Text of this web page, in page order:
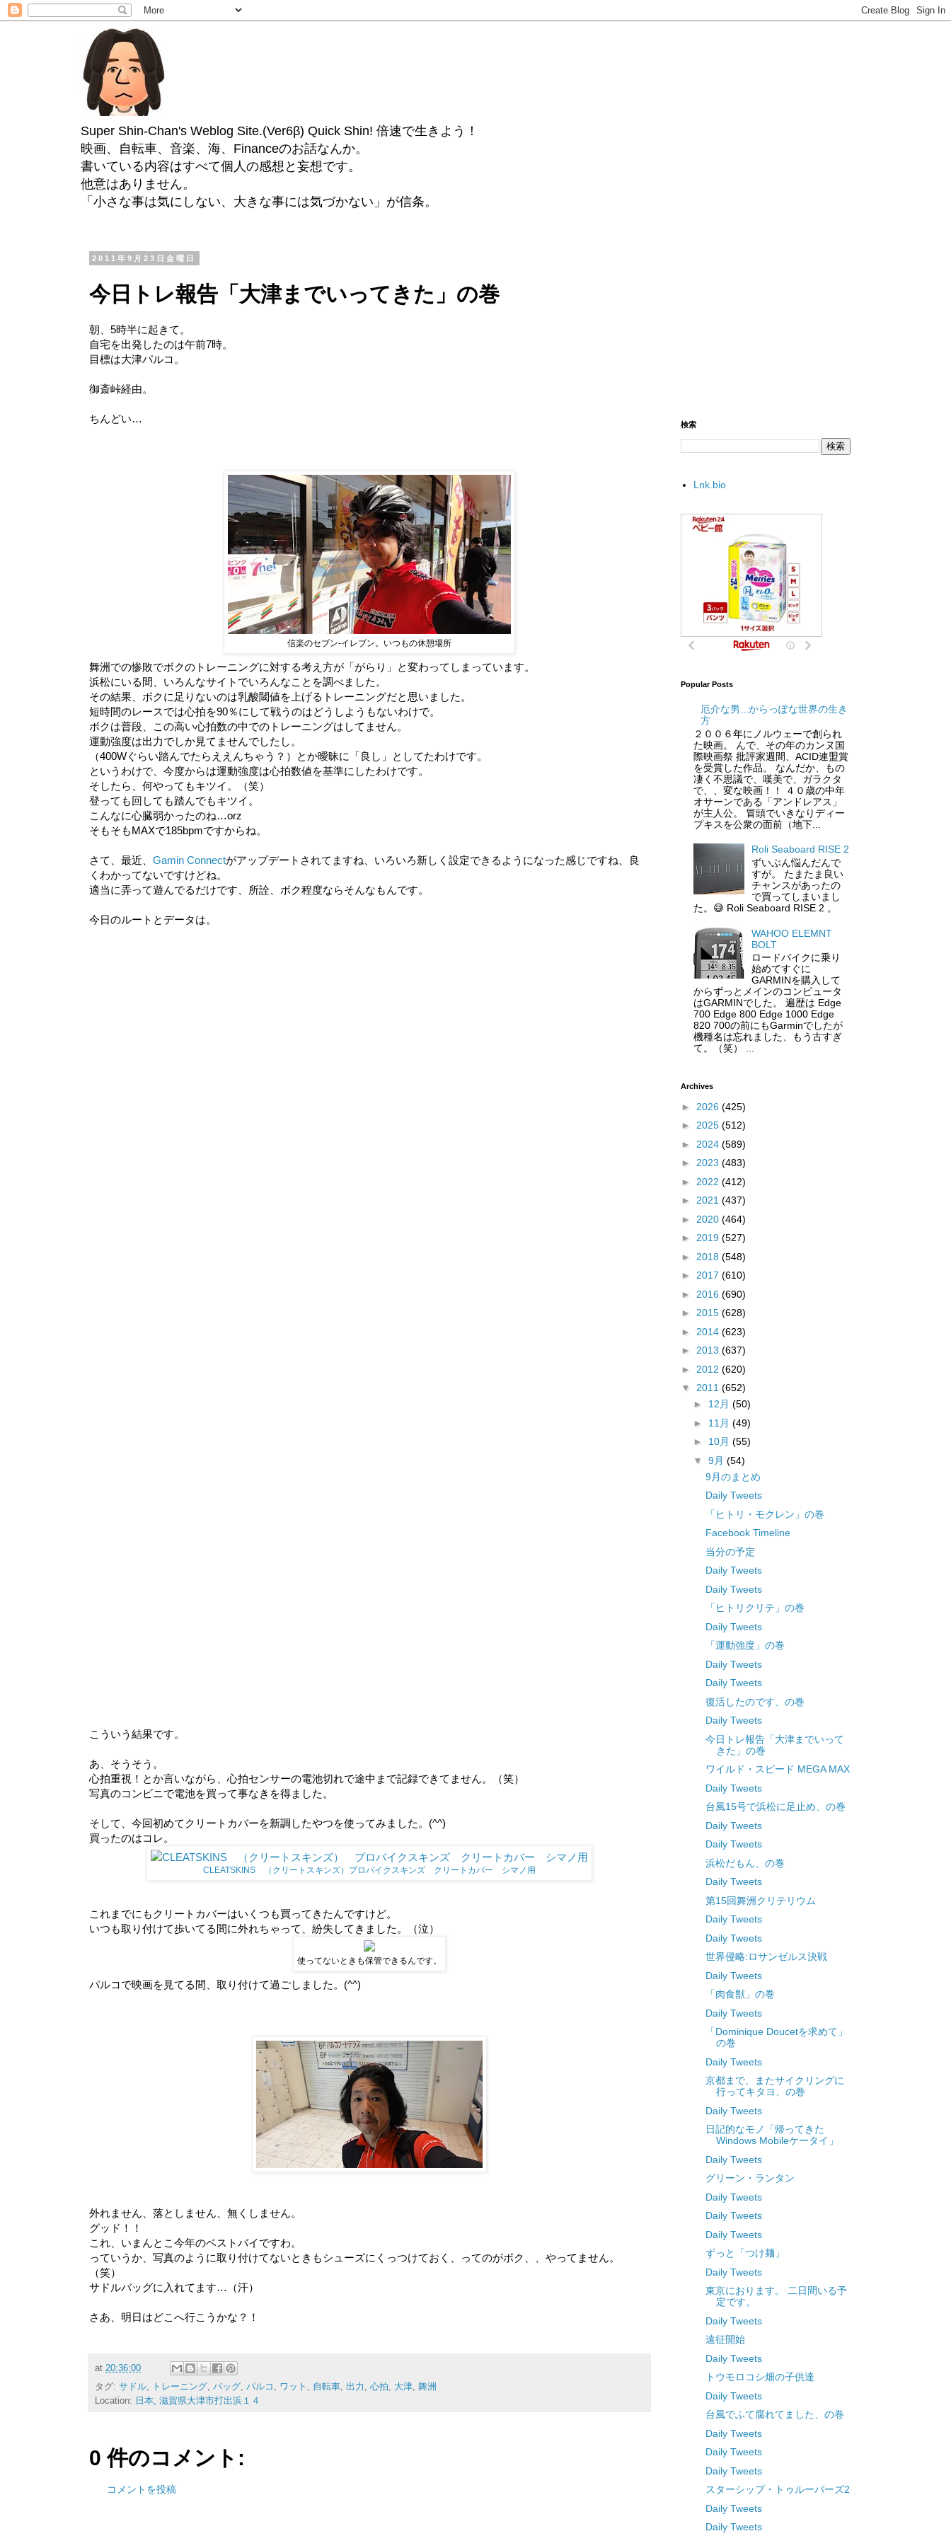
Super Shin-Chan's Weblog Site.(Ver6β) Quick Shin! 倍速で生きよう！
映画、自転車、音楽、海、Financeのお話なんか。
書いている内容はすべて個人の感想と妄想です。
他意はありません。
「小さな事は気にしない、大きな事には気づかない」が信条。
2011年9月23日金曜日
今日トレ報告「大津までいってきた」の巻
朝、5時半に起きて。
自宅を出発したのは午前7時。
目標は大津パルコ。
御斎峠経由。
ちんどい…
信楽のセブン-イレブン。いつもの休憩場所
舞洲での惨敗でボクのトレーニングに対する考え方が「がらり」と変わってしまっています。
浜松にいる間、いろんなサイトでいろんなことを調べました。
その結果、ボクに足りないのは乳酸閾値を上げるトレーニングだと思いました。
短時間のレースでは心拍を90％にして戦うのはどうしようもないわけで。
ボクは普段、この高い心拍数の中でのトレーニングはしてません。
運動強度は出力でしか見てませんでしたし。
（400Wぐらい踏んでたらええんちゃう？）とか曖昧に「良し」としてたわけです。
というわけで、今度からは運動強度は心拍数値を基準にしたわけです。
そしたら、何やってもキツイ。（笑）
登っても回しても踏んでもキツイ。
こんなに心臓弱かったのね…orz
そもそもMAXで185bpmですからね。
さて、最近、 Gamin Connectがアップデートされてますね、いろいろ新しく設定できるようになった感じですね、良
くわかってないですけどね。
適当に弄って遊んでるだけです、所詮、ボク程度ならそんなもんです。
今日のルートとデータは。
こういう結果です。
あ、そうそう。
心拍重視！とか言いながら、心拍センサーの電池切れで途中まで記録できてません。（笑）
写真のコンビニで電池を買って事なきを得ました。
そして、今回初めてクリートカバーを新調したやつを使ってみました。(^^)
買ったのはコレ。
CLEATSKINS （クリートスキンズ）プロバイクスキンズ クリートカバー シマノ用
これまでにもクリートカバーはいくつも買ってきたんですけど。
いつも取り付けて歩いてる間に外れちゃって、紛失してきました。（泣）
使ってないときも保管できるんです。
パルコで映画を見てる間、取り付けて過ごしました。(^^)
外れません、落としません、無くしません。
グッド！！
これ、いまんとこ今年のベストバイですわ。
っていうか、写真のように取り付けてないときもシューズにくっつけておく、ってのがボク、、やってません。
（笑）
サドルバッグに入れてます…（汗）
さあ、明日はどこへ行こうかな？！
at 20:36:00
タグ: サドル, トレーニング, バッグ, パルコ , ワット , 自転車, 出力 , 心拍, 大津, 舞洲
Location: 日本, 滋賀県大津市打出浜１４
0 件のコメント:
コメントを投稿
検索
Lnk.bio
Popular Posts
厄介な男...からっぽな世界の生き
方
２００６年にノルウェーで創られ
た映画。 んで、その年のカンヌ国
際映画祭 批評家週間、ACID連盟賞
を受賞した作品。 なんだか、もの
凄く不思議で、嘆美で、ガラクタ
で、、変な映画！！ ４０歳の中年
オサーンである「アンドレアス」
が主人公。 冒頭でいきなりディー
プキスを公衆の面前（地下...
Roli Seaboard RISE 2
ずいぶん悩んだんで
すが。 たまたま良い
チャンスがあったの
で買ってしまいまし
た。😅 Roli Seaboard RISE 2 。
WAHOO ELEMNT
BOLT
ロードバイクに乗り
始めてすぐに
GARMINを購入して
からずっとメインのコンピュータ
はGARMINでした。 遍歴は Edge
700 Edge 800 Edge 1000 Edge
820 700の前にもGarminでしたが
機種名は忘れました、もう古すぎ
て。（笑） ...
Archives
► 2026 (425)
► 2025 (512)
► 2024 (589)
► 2023 (483)
► 2022 (412)
► 2021 (437)
► 2020 (464)
► 2019 (527)
► 2018 (548)
► 2017 (610)
► 2016 (690)
► 2015 (628)
► 2014 (623)
► 2013 (637)
► 2012 (620)
▼ 2011 (652)
► 12月 (50)
► 11月 (49)
► 10月 (55)
▼ 9月 (54)
9月のまとめ
Daily Tweets
「ヒトリ・モクレン」の巻
Facebook Timeline
当分の予定
Daily Tweets
Daily Tweets
「ヒトリクリテ」の巻
Daily Tweets
「運動強度」の巻
Daily Tweets
Daily Tweets
復活したのです、の巻
Daily Tweets
今日トレ報告「大津までいって
きた」の巻
ワイルド・スピード MEGA MAX
Daily Tweets
台風15号で浜松に足止め、の巻
Daily Tweets
Daily Tweets
浜松だもん、の巻
Daily Tweets
第15回舞洲クリテリウム
Daily Tweets
Daily Tweets
世界侵略:ロサンゼルス決戦
Daily Tweets
「肉食獣」の巻
Daily Tweets
「Dominique Doucetを求めて」
の巻
Daily Tweets
京都まで、またサイクリングに
行ってキタヨ、の巻
Daily Tweets
日記的なモノ「帰ってきた
Windows Mobileケータイ」
Daily Tweets
グリーン・ランタン
Daily Tweets
Daily Tweets
Daily Tweets
ずっと「つけ麺」
Daily Tweets
東京におります。 二日間いる予
定です。
Daily Tweets
遠征開始
Daily Tweets
トウモロコシ畑の子供達
Daily Tweets
台風でふて腐れてました、の巻
Daily Tweets
Daily Tweets
Daily Tweets
スターシップ・トゥルーパーズ2
Daily Tweets
Daily Tweets